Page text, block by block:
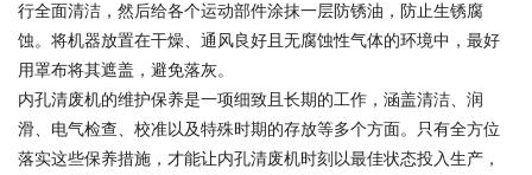
行全面清洁，然后给各个运动部件涂抹一层防锈油，防止生锈腐
蚀。将机器放置在干燥、通风良好且无腐蚀性气体的环境中，最好
用罩布将其遮盖，避免落灰。
内孔清废机的维护保养是一项细致且长期的工作，涵盖清洁、润
滑、电气检查、校准以及特殊时期的存放等多个方面。只有全方位
落实这些保养措施，才能让内孔清废机时刻以最佳状态投入生产，